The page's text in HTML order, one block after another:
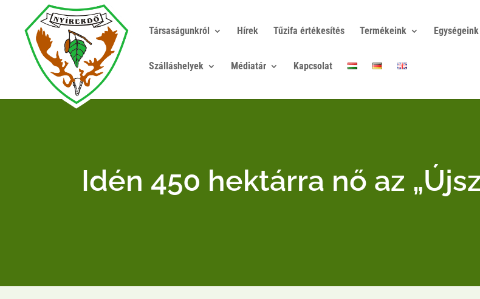
Társaságunkról Hírek Tűzifa értékesítés Termékeink Egységeink
Szálláshelyek Médiatár Kapcsolat
Idén 450 hektárra nő az